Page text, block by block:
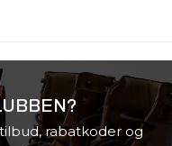
rabatkoder og